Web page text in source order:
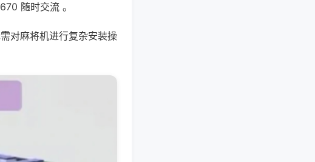
随时交流 。
对麻将机进行复杂安装操